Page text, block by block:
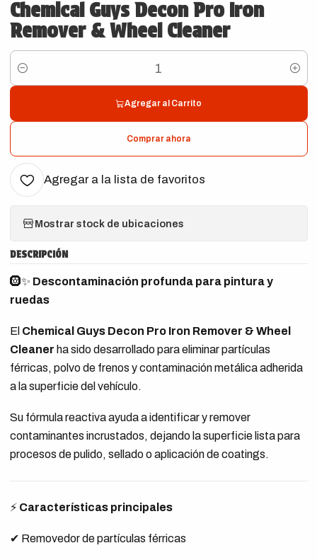
Chemical Guys Decon Pro Iron
Remover & Wheel Cleaner
Cantidad
Agregar al Carrito
Comprar ahora
Agregar a la lista de favoritos
Mostrar stock de ubicaciones
DESCRIPCIÓN
🛞✨ Descontaminación profunda para pintura y
ruedas
El Chemical Guys Decon Pro Iron Remover & Wheel
Cleaner ha sido desarrollado para eliminar partículas
férricas, polvo de frenos y contaminación metálica adherida
a la superficie del vehículo.
Su fórmula reactiva ayuda a identificar y remover
contaminantes incrustados, dejando la superficie lista para
procesos de pulido, sellado o aplicación de coatings.
⚡ Características principales
✔ Removedor de partículas férricas